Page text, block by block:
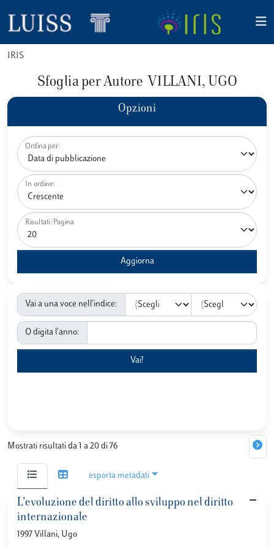
IRIS
Sfoglia per Autore VILLANI, UGO
Opzioni
Ordina per:
In ordine:
Risultati/Pagina
Vai a una voce nell'indice:
O digita l'anno:
Mostrati risultati da 1 a 20 di 76
esporta metadati
L'evoluzione del diritto allo sviluppo nel diritto
internazionale
1997 Villani, Ugo